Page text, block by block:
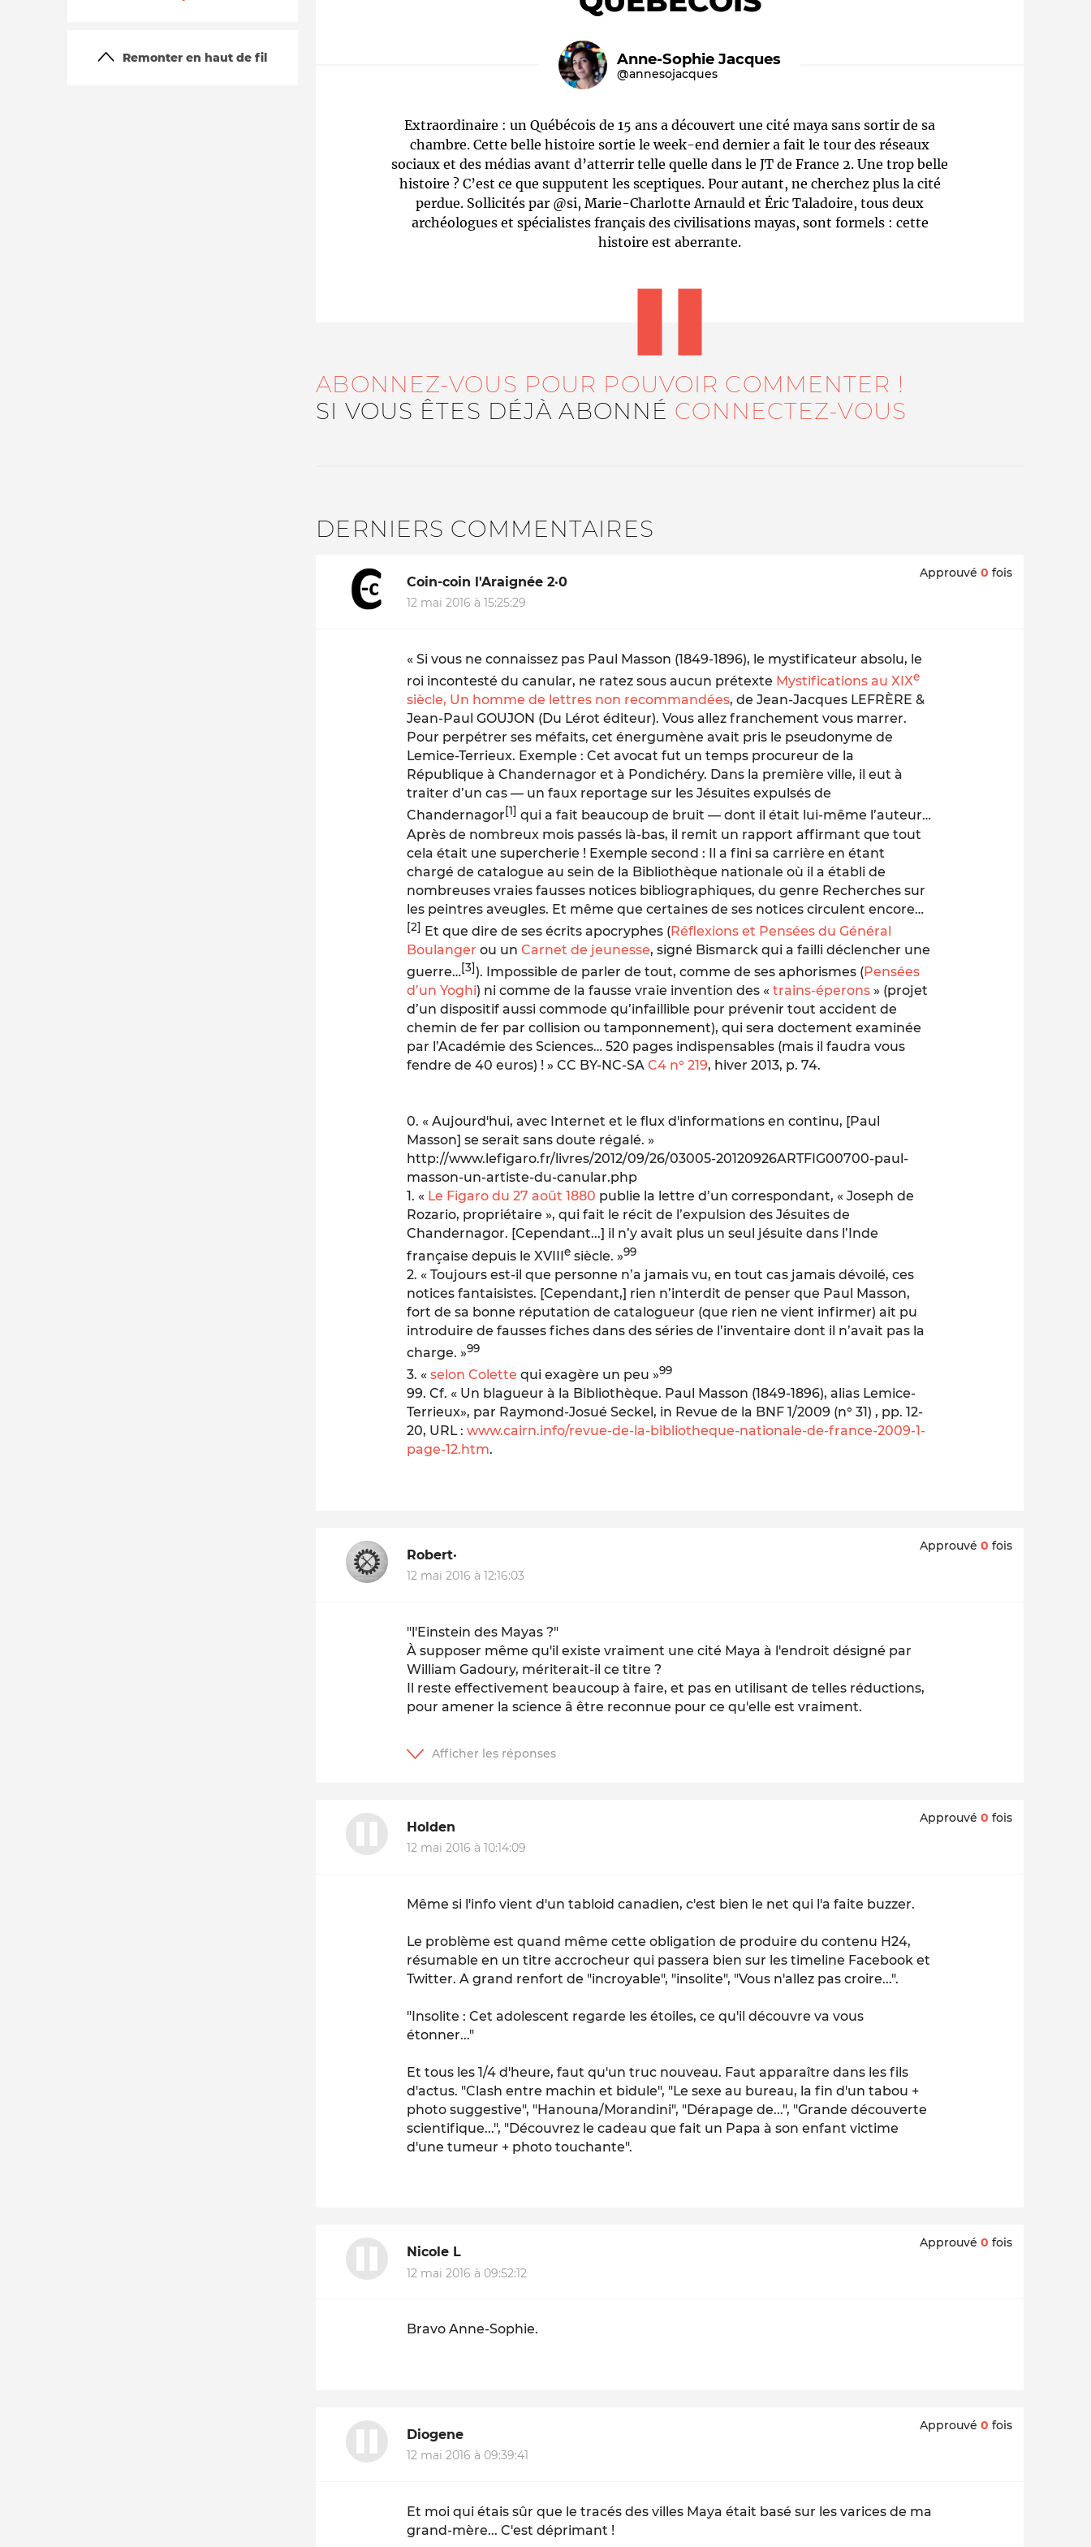
Le médiateur L'équipe Qui sommes-nous ?
Remonter en haut de fil Anne-Sophie Jacques
@annesojacques
Extraordinaire : un Québécois de 15 ans a découvert une cité maya sans sortir de sa
chambre. Cette belle histoire sortie le week-end dernier a fait le tour des réseaux
sociaux et des médias avant d’atterrir telle quelle dans le JT de France 2. Une trop belle
histoire ? C’est ce que supputent les sceptiques. Pour autant, ne cherchez plus la cité
perdue. Sollicités par @si, Marie-Charlotte Arnauld et Éric Taladoire, tous deux
archéologues et spécialistes français des civilisations mayas, sont formels : cette
histoire est aberrante.
ABONNEZ-VOUS POUR POUVOIR COMMENTER !
SI VOUS ÊTES DÉJÀ ABONNÉ CONNECTEZ-VOUS
DERNIERS COMMENTAIRES
Coin-coin l'Araignée 2·0
12 mai 2016 à 15:25:29
Approuvé 0 fois
« Si vous ne connaissez pas Paul Masson (1849-1896), le mystificateur absolu, le
roi incontesté du canular, ne ratez sous aucun prétexte Mystifications au XIXe
siècle, Un homme de lettres non recommandées, de Jean-Jacques LEFRÈRE &
Jean-Paul GOUJON (Du Lérot éditeur). Vous allez franchement vous marrer.
Pour perpétrer ses méfaits, cet énergumène avait pris le pseudonyme de
Lemice-Terrieux. Exemple : Cet avocat fut un temps procureur de la
République à Chandernagor et à Pondichéry. Dans la première ville, il eut à
traiter d’un cas — un faux reportage sur les Jésuites expulsés de
Chandernagor[1] qui a fait beaucoup de bruit — dont il était lui-même l’auteur…
Après de nombreux mois passés là-bas, il remit un rapport affirmant que tout
cela était une supercherie ! Exemple second : Il a fini sa carrière en étant
chargé de catalogue au sein de la Bibliothèque nationale où il a établi de
nombreuses vraies fausses notices bibliographiques, du genre Recherches sur
les peintres aveugles. Et même que certaines de ses notices circulent encore…
[2] Et que dire de ses écrits apocryphes (Réflexions et Pensées du Général
Boulanger ou unCarnet de jeunesse, signé Bismarck qui a failli déclencher une
guerre…[3]). Impossible de parler de tout, comme de ses aphorismes (Pensées
d’un Yoghi) ni comme de la fausse vraie invention des «trains-éperons » (projet
d’un dispositif aussi commode qu’infaillible pour prévenir tout accident de
chemin de fer par collision ou tamponnement), qui sera doctement examinée
par l’Académie des Sciences… 520 pages indispensables (mais il faudra vous
fendre de 40 euros) !» CC BY-NC-SAC4 n° 219, hiver 2013, p. 74.
0. « Aujourd'hui, avec Internet et le flux d'informations en continu, [Paul
Masson] se serait sans doute régalé. »
http://www.lefigaro.fr/livres/2012/09/26/03005-20120926ARTFIG00700-paul-
masson-un-artiste-du-canular.php
1. « Le Figaro du 27 août 1880 publie la lettre d’un correspondant, « Joseph de
Rozario, propriétaire », qui fait le récit de l’expulsion des Jésuites de
Chandernagor. [Cependant...] il n’y avait plus un seul jésuite dans l’Inde
française depuis le XVIIIe siècle. »99
2. « Toujours est-il que personne n’a jamais vu, en tout cas jamais dévoilé, ces
notices fantaisistes. [Cependant,] rien n’interdit de penser que Paul Masson,
fort de sa bonne réputation de catalogueur (que rien ne vient infirmer) ait pu
introduire de fausses fiches dans des séries de l’inventaire dont il n’avait pas la
charge. »99
3. «selon Colette qui exagère un peu »99
99. Cf. « Un blagueur à la Bibliothèque. Paul Masson (1849-1896), alias Lemice-
Terrieux», par Raymond-Josué Seckel, in Revue de la BNF 1/2009 (n° 31) , pp. 12-
20, URL :www.cairn.info/revue-de-la-bibliotheque-nationale-de-france-2009-1-
page-12.htm.
Robert·
12 mai 2016 à 12:16:03
Approuvé 0 fois
"l'Einstein des Mayas ?"
À supposer même qu'il existe vraiment une cité Maya à l'endroit désigné par
William Gadoury, mériterait-il ce titre ?
Il reste effectivement beaucoup à faire, et pas en utilisant de telles réductions,
pour amener la science â être reconnue pour ce qu'elle est vraiment.
Holden
12 mai 2016 à 10:14:09
Approuvé 0 fois
Même si l'info vient d'un tabloid canadien, c'est bien le net qui l'a faite buzzer.
Le problème est quand même cette obligation de produire du contenu H24,
résumable en un titre accrocheur qui passera bien sur les timeline Facebook et
Twitter. A grand renfort de "incroyable", "insolite", "Vous n'allez pas croire...".
"Insolite : Cet adolescent regarde les étoiles, ce qu'il découvre va vous
étonner..."
Et tous les 1/4 d'heure, faut qu'un truc nouveau. Faut apparaître dans les fils
d'actus. "Clash entre machin et bidule", "Le sexe au bureau, la fin d'un tabou +
photo suggestive", "Hanouna/Morandini", "Dérapage de...", "Grande découverte
scientifique...", "Découvrez le cadeau que fait un Papa à son enfant victime
d'une tumeur + photo touchante".
Nicole L
12 mai 2016 à 09:52:12
Approuvé 0 fois
Bravo Anne-Sophie.
Diogene
12 mai 2016 à 09:39:41
Approuvé 0 fois
Et moi qui étais sûr que le tracés des villes Maya était basé sur les varices de ma
grand-mère... C'est déprimant !